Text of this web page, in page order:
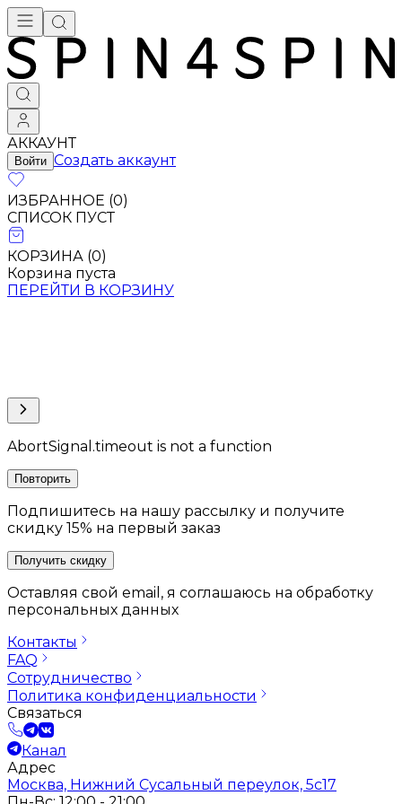
АККАУНТ
Войти Создать аккаунт
ИЗБРАННОЕ (0)
СПИСОК ПУСТ
КОРЗИНА (0)
Корзина пуста
ПЕРЕЙТИ В КОРЗИНУ
AbortSignal.timeout is not a function
Повторить
Подпишитесь на нашу рассылку и получите
скидку 15% на первый заказ
Получить скидку
Оставляя свой email, я соглашаюсь на обработку
персональных данных
Контакты
FAQ
Сотрудничество
Политика конфиденциальности
Связаться
Канал
Адрес
Москва, Нижний Сусальный переулок, 5с17